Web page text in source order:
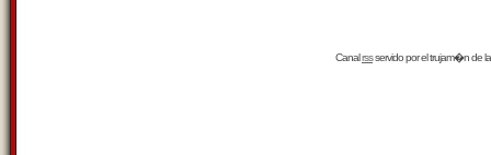
Canalrssservido por eltrujam�nde